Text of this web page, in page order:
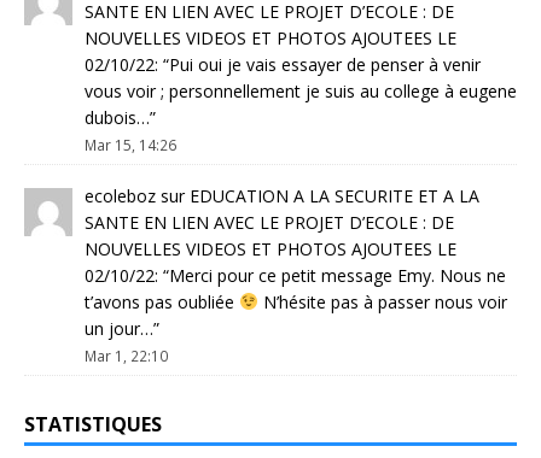
SANTE EN LIEN AVEC LE PROJET D’ECOLE : DE
NOUVELLES VIDEOS ET PHOTOS AJOUTEES LE
02/10/22: “Pui oui je vais essayer de penser à venir
vous voir ; personnellement je suis au college à eugene
dubois…”
Mar 15, 14:26
ecoleboz sur EDUCATION A LA SECURITE ET A LA
SANTE EN LIEN AVEC LE PROJET D’ECOLE : DE
NOUVELLES VIDEOS ET PHOTOS AJOUTEES LE
02/10/22: “Merci pour ce petit message Emy. Nous ne
t’avons pas oubliée
N’hésite pas à passer nous voir
un jour…”
Mar 1, 22:10
STATISTIQUES